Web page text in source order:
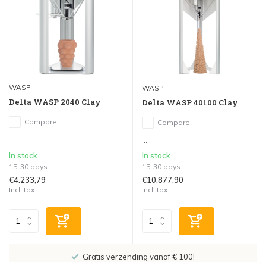
WASP
Delta WASP 2040 Clay
Compare
In stock
15-30 days
€4.233,79
Incl. tax
WASP
Delta WASP 40100 Clay
Compare
In stock
15-30 days
€10.877,90
Incl. tax
Gratis verzending vanaf € 100!